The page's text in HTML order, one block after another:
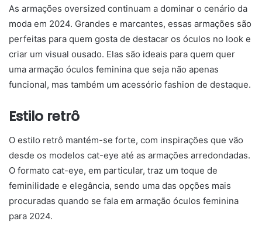
As armações oversized continuam a dominar o cenário da
moda em 2024. Grandes e marcantes, essas armações são
perfeitas para quem gosta de destacar os óculos no look e
criar um visual ousado. Elas são ideais para quem quer
uma armação óculos feminina que seja não apenas
funcional, mas também um acessório fashion de destaque.
Estilo retrô
O estilo retrô mantém-se forte, com inspirações que vão
desde os modelos cat-eye até as armações arredondadas.
O formato cat-eye, em particular, traz um toque de
feminilidade e elegância, sendo uma das opções mais
procuradas quando se fala em armação óculos feminina
para 2024.